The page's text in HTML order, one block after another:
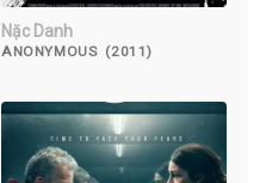
Nặc Danh
ANONYMOUS (2011)